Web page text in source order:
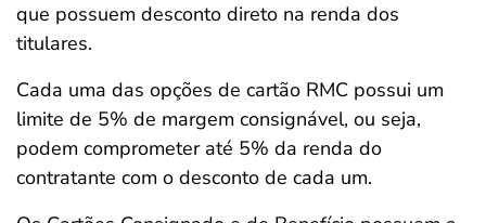
que possuem desconto direto na renda dos
titulares.
Cada uma das opções de cartão RMC possui um
limite de 5% de margem consignável, ou seja,
podem comprometer até 5% da renda do
contratante com o desconto de cada um.